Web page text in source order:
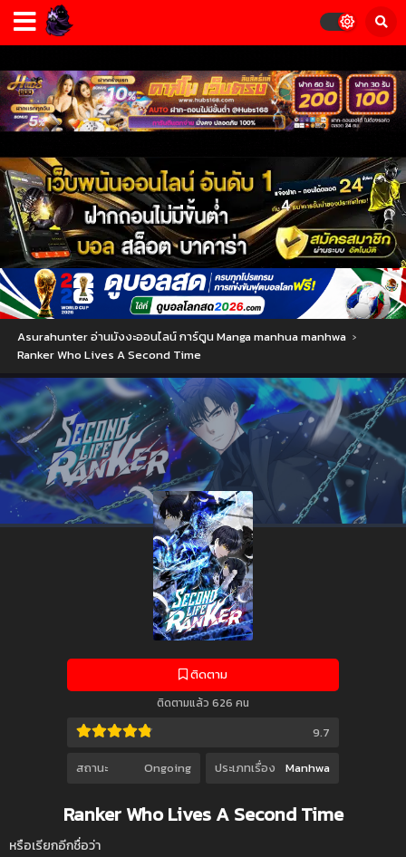
Asurahunter อ่านมังงะออนไลน์ การ์ตูน Manga manhua manhwa ›
Ranker Who Lives A Second Time
ติดตาม
ติดตามแล้ว 626 คน
9.7
สถานะ Ongoing ประเภทเรื่อง Manhwa
Ranker Who Lives A Second Time
หรือเรียกอีกชื่อว่า